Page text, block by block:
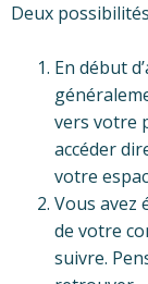
Deux
En début
vers votre
accéder
votre
Vous avez
de votre
suivre.